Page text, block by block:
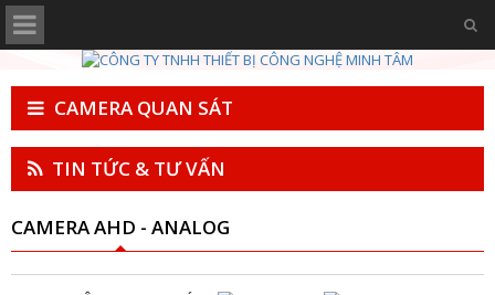
CAMERA QUAN SÁT
TIN TỨC & TƯ VẤN
CAMERA AHD - ANALOG